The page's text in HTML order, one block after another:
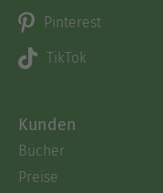
Pinterest
TikTok
Kunden
Bücher
Preise